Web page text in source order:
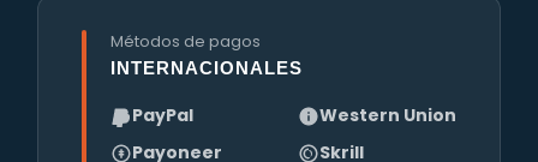
Métodos de pagos
INTERNACIONALES
PayPal
Western Union
Payoneer
Skrill